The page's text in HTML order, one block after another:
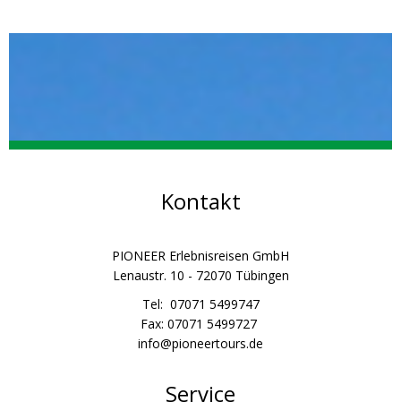
Kontakt
PIONEER Erlebnisreisen GmbH
Lenaustr. 10 - 72070 Tübingen
Tel: 07071 5499747
Fax: 07071 5499727
info@pioneertours.de
Service